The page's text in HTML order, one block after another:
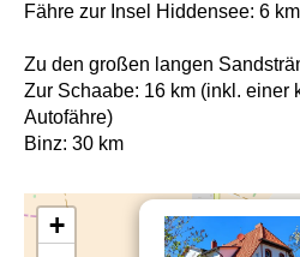
Fähre zur Insel Hiddensee: 6 km
Zu den großen langen
Zur Schaabe: 16 km (inkl. einer
Autofähre)
Binz: 30 km
+